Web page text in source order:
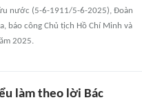
nước (5-6-1911/5-6-2025), Đoàn
báo công Chủ tịch Hồ Chí Minh và
2025.
làm theo lời Bác